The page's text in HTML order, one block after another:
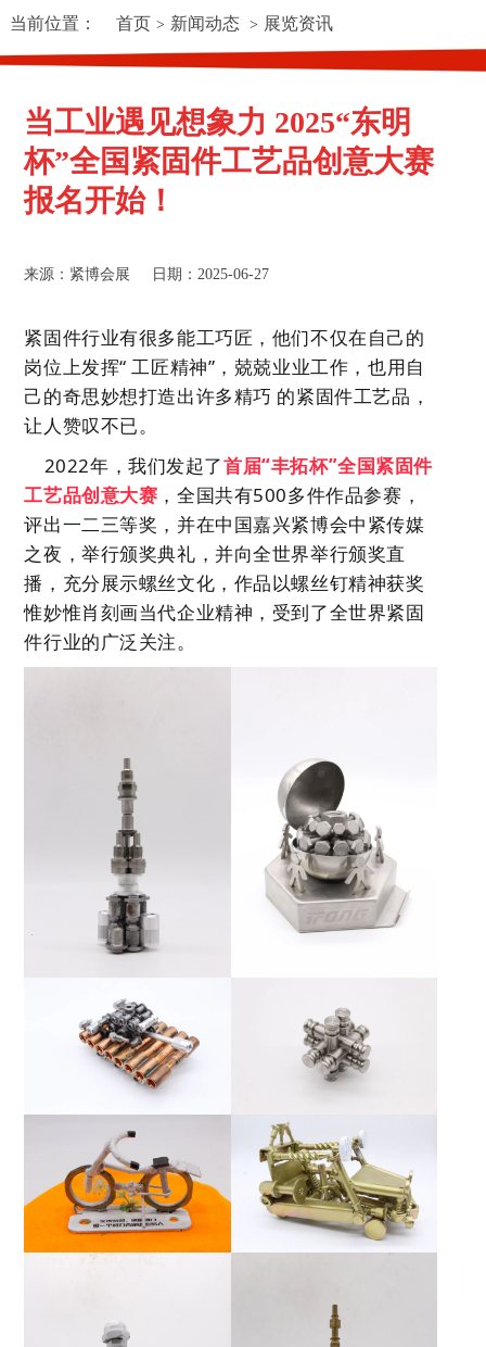
当前位置： 首页 > 新闻动态 > 展览资讯
当工业遇见想象力 2025“东明
杯”全国紧固件工艺品创意大赛
报名开始！
来源：紧博会展 日期：2025-06-27
紧固件行业有很多能工巧匠，他们不仅在自己的
岗位上发挥“ 工匠精神”，兢兢业业工作，也用自
己的奇思妙想打造出许多精巧 的紧固件工艺品，
让人赞叹不已。
2022年，我们发起了首届“丰拓杯”全国紧固件
工艺品创意大赛 ，全国共有500多件作品参赛，
评出一二三等奖 ， 并在中国嘉兴紧博会中紧传媒
之夜，举行颁奖典礼，并向全世界举行颁奖直
播， 充分展示螺丝文化， 作品以螺丝钉精神获奖
惟妙惟肖刻画当代企业精神，受到了全世界紧固
件行业的广泛关注。